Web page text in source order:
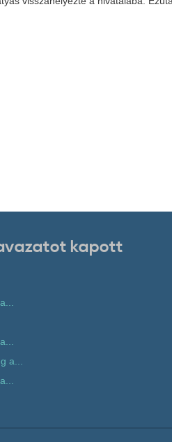
kapott
a...